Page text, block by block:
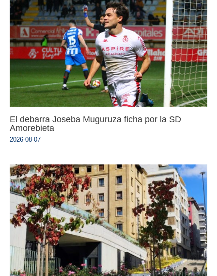
El debarra Joseba Muguruza ficha por la SD
Amorebieta
2026-08-07